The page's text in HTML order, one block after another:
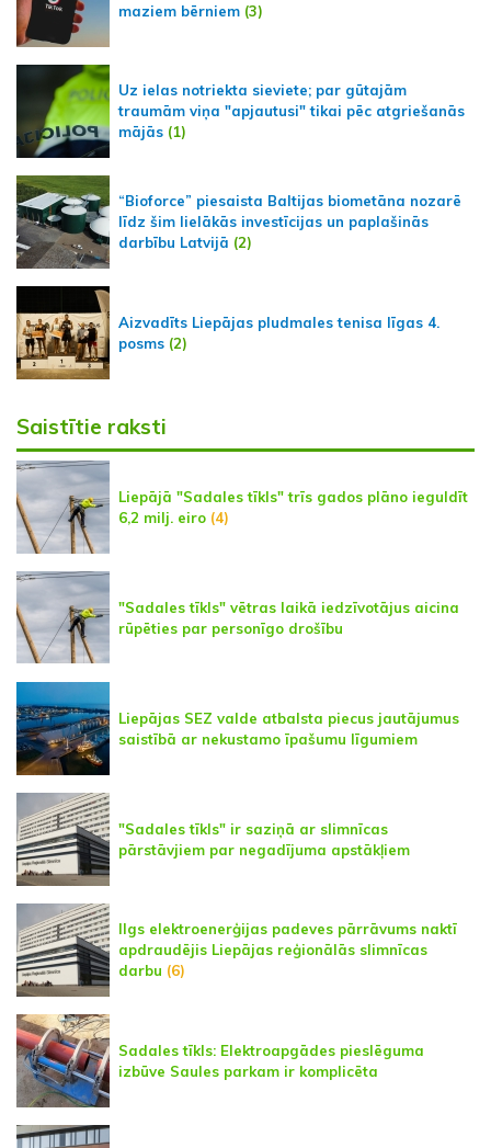
maziem bērniem (3)
Uz ielas notriekta sieviete; par gūtajām
traumām viņa "apjautusi" tikai pēc atgriešanās
mājās (1)
“Bioforce” piesaista Baltijas biometāna nozarē
līdz šim lielākās investīcijas un paplašinās
darbību Latvijā (2)
Aizvadīts Liepājas pludmales tenisa līgas 4.
posms (2)
Saistītie raksti
Liepājā "Sadales tīkls" trīs gados plāno ieguldīt
6,2 milj. eiro (4)
"Sadales tīkls" vētras laikā iedzīvotājus aicina
rūpēties par personīgo drošību
Liepājas SEZ valde atbalsta piecus jautājumus
saistībā ar nekustamo īpašumu līgumiem
"Sadales tīkls" ir saziņā ar slimnīcas
pārstāvjiem par negadījuma apstākļiem
Ilgs elektroenerģijas padeves pārrāvums naktī
apdraudējis Liepājas reģionālās slimnīcas
darbu (6)
Sadales tīkls: Elektroapgādes pieslēguma
izbūve Saules parkam ir komplicēta